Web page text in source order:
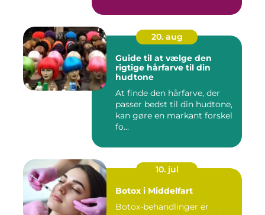
20. aug
Guide til at vælge den
rigtige hårfarve til din
hudtone
At finde den hårfarve, der
passer bedst til din hudtone,
kan gøre en markant forskel
fo...
10. jul
Botox i Middelfart
Botox-behandlinger er